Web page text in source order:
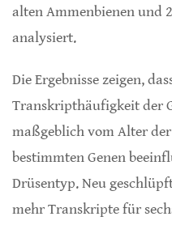
alten Ammenbienen und
analysiert.
Die Ergebnisse zeigen,
Transkripthäufigkeit der
maßgeblich vom Alter
bestimmten Genen
Drüsentyp. Neu
mehr Transkripte für